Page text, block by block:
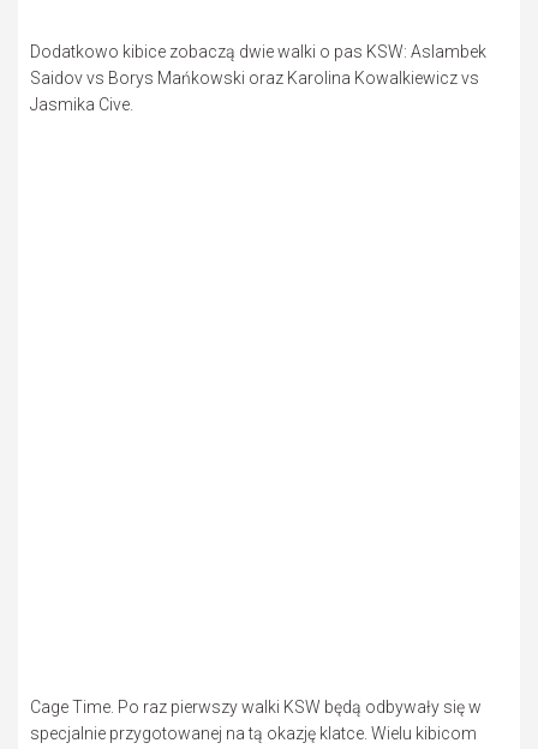
Dodatkowo kibice zobaczą dwie walki o pas KSW: Aslambek
Saidov vs Borys Mańkowski oraz Karolina Kowalkiewicz vs
Jasmika Cive.
Cage Time. Po raz pierwszy walki KSW będą odbywały się w
specjalnie przygotowanej na tą okazję klatce. Wielu kibicom